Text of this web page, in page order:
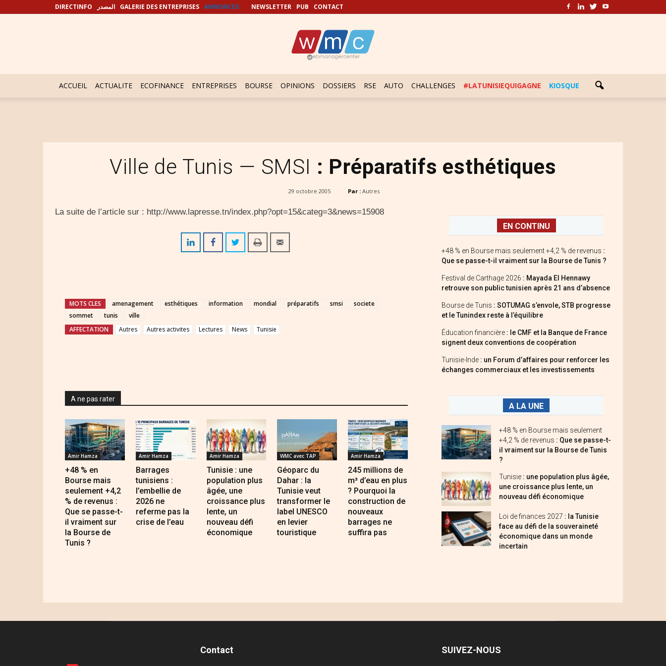
DIRECTINFO المصدر GALERIE DES ENTREPRISES ANNONCES NEWSLETTER PUB CONTACT
ACCUEIL ACTUALITE ECOFINANCE ENTREPRISES BOURSE OPINIONS DOSSIERS RSE AUTO CHALLENGES #LATUNISIEQUIGAGNE KIOSQUE
Ville de Tunis — SMSI : Préparatifs esthétiques
29 octobre 2005 Par : Autres
La suite de l’article sur : http://www.lapresse.tn/index.php?opt=15&categ=3&news=15908
MOTS CLES amenagement esthétiques information mondial préparatifs smsi
societe
sommet
tunis
ville
AFFECTATION
Autres Autres activites Lectures News Tunisie
A ne pas rater
Amir Hamza
+48 % en
Bourse mais
seulement +4,2
% de revenus :
Que se passe-t-
il vraiment sur
la Bourse de
Tunis ?
Amir Hamza
Barrages
tunisiens :
l’embellie de
2026 ne
referme pas la
crise de l’eau
Amir Hamza
Tunisie : une
population plus
âgée, une
croissance plus
lente, un
nouveau défi
économique
WMC avec TAP
Géoparc du
Dahar : la
Tunisie veut
transformer le
label UNESCO
en levier
touristique
Amir Hamza
245 millions de
m³ d’eau en plus
? Pourquoi la
construction de
nouveaux
barrages ne
suffira pas
EN CONTINU
+48 % en Bourse mais seulement +4,2 % de revenus :
Que se passe-t-il vraiment sur la Bourse de Tunis ?
Festival de Carthage 2026 : Mayada El Hennawy
retrouve son public tunisien après 21 ans d’absence
Bourse de Tunis : SOTUMAG s’envole, STB progresse
et le Tunindex reste à l’équilibre
Éducation financière : le CMF et la Banque de France
signent deux conventions de coopération
Tunisie-Inde : un Forum d’affaires pour renforcer les
échanges commerciaux et les investissements
A LA UNE
+48 % en Bourse mais seulement
+4,2 % de revenus : Que se passe-t-
il vraiment sur la Bourse de Tunis
?
Tunisie : une population plus âgée,
une croissance plus lente, un
nouveau défi économique
Loi de finances 2027 : la Tunisie
face au défi de la souveraineté
économique dans un monde
incertain
Contact SUIVEZ-NOUS